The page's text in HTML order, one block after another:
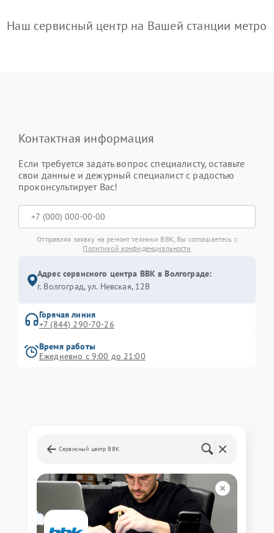
Наш сервисный центр на Вашей станции метро
Контактная информация
Если требуется задать вопрос специалисту, оставьте
свои данные и дежурный специалист с радостью
проконсультирует Вас!
Отправляя заявку на ремонт техники BBK, Вы соглашаетесь с
Политикой конфиденциальности
Адрес сервисного центра BBK в Волгограде:
г. Волгоград, ул. Невская, 12В
Горячая линия
+7 (844) 290-70-26
Время работы
Ежедневно с 9:00 до 21:00
Сервисный центр BBK